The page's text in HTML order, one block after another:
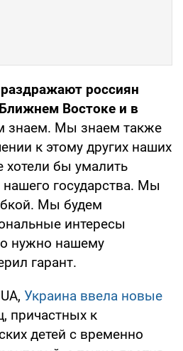
россиян
Востоке и в
знаем. Мы знаем также
к этому других наших
хотели бы умалить
нашего государства. Мы
Мы будем
интересы
нужно нашему
гарант.
Украина ввела новые
причастных к
детей с временно